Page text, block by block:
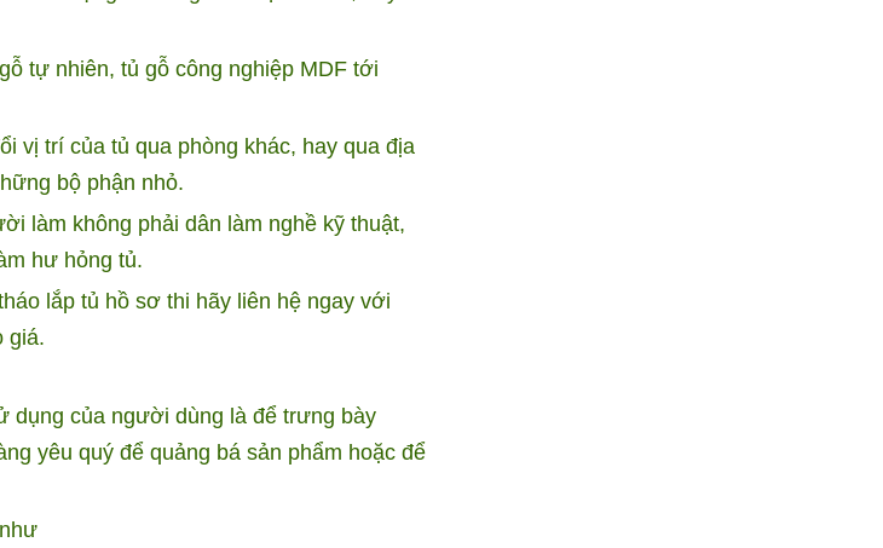
tự nhiên, tủ gỗ công nghiệp MDF tới
vị trí của tủ qua phòng khác, hay qua địa
bộ phận nhỏ.
làm không phải dân làm nghề kỹ thuật,
hư hỏng tủ.
lắp tủ hồ sơ thi hãy liên hệ ngay với
giá.
dụng của người dùng là để trưng bày
yêu quý để quảng bá sản phẩm hoặc để